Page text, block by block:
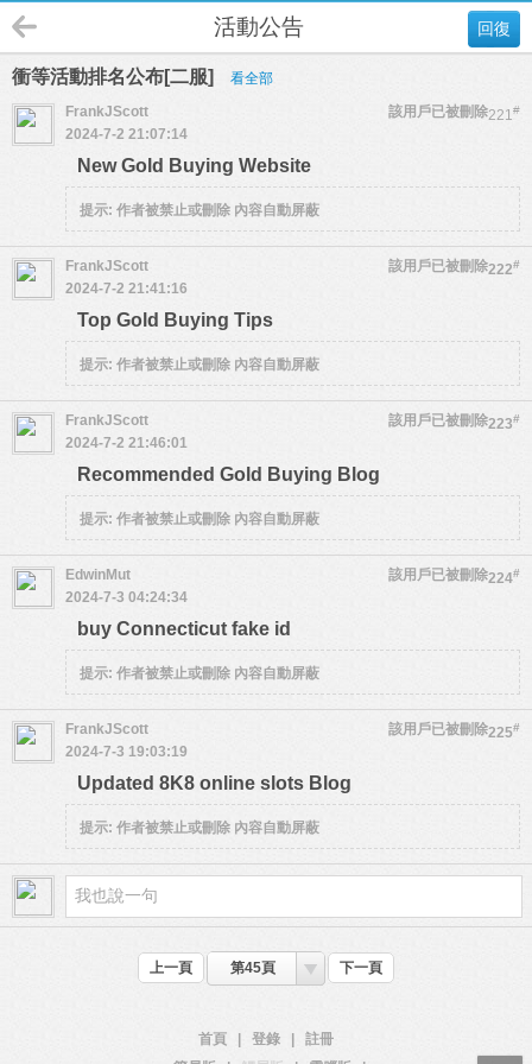
回復
活動公告
衝等活動排名公布[二服] 看全部
221#
FrankJScott
該用戶已被刪除
2024-7-2 21:07:14
New Gold Buying Website
提示: 作者被禁止或刪除 內容自動屏蔽
222#
FrankJScott
該用戶已被刪除
2024-7-2 21:41:16
Top Gold Buying Tips
提示: 作者被禁止或刪除 內容自動屏蔽
223#
FrankJScott
該用戶已被刪除
2024-7-2 21:46:01
Recommended Gold Buying Blog
提示: 作者被禁止或刪除 內容自動屏蔽
224#
EdwinMut
該用戶已被刪除
2024-7-3 04:24:34
buy Connecticut fake id
提示: 作者被禁止或刪除 內容自動屏蔽
225#
FrankJScott
該用戶已被刪除
2024-7-3 19:03:19
Updated 8K8 online slots Blog
提示: 作者被禁止或刪除 內容自動屏蔽
上一頁 第45頁 下一頁
首頁 登錄
註冊